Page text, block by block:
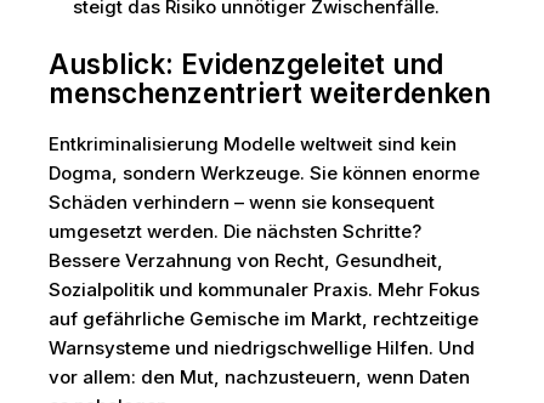
steigt das Risiko unnötiger Zwischenfälle.
Ausblick: Evidenzgeleitet und
menschenzentriert weiterdenken
Entkriminalisierung Modelle weltweit sind kein
Dogma, sondern Werkzeuge. Sie können enorme
Schäden verhindern – wenn sie konsequent
umgesetzt werden. Die nächsten Schritte?
Bessere Verzahnung von Recht, Gesundheit,
Sozialpolitik und kommunaler Praxis. Mehr Fokus
auf gefährliche Gemische im Markt, rechtzeitige
Warnsysteme und niedrigschwellige Hilfen. Und
vor allem: den Mut, nachzusteuern, wenn Daten